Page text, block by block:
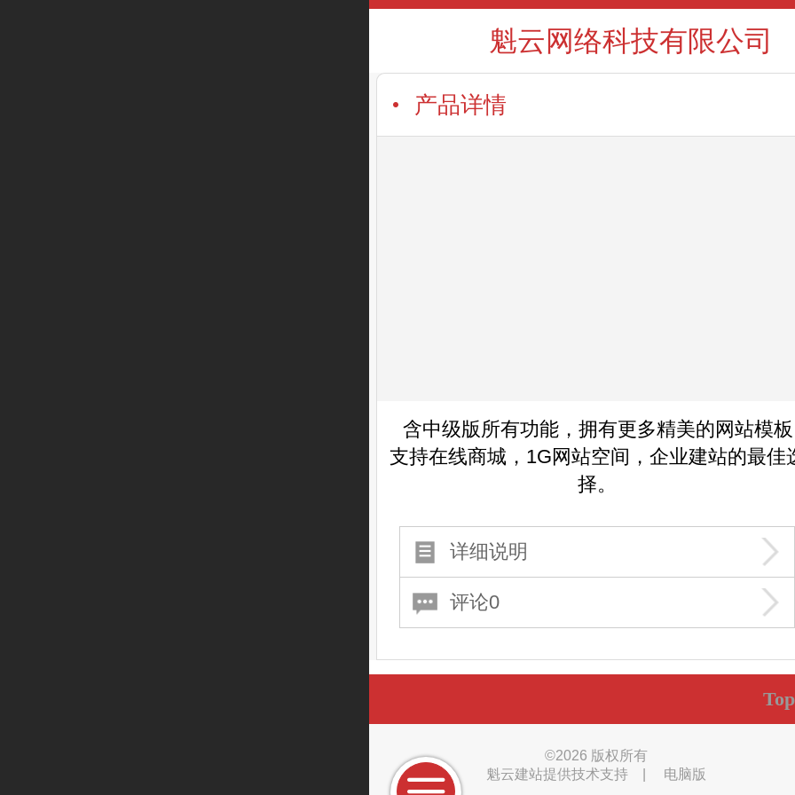
魁云网络科技有限公司
产品详情
含中级版所有功能，拥有更多精美的网站模
支持在线商城，1G网站空间，企业建站的最佳
择。
详细说明
评论0
Top
©2026 版权所有
魁云建站提供技术支持
电脑版